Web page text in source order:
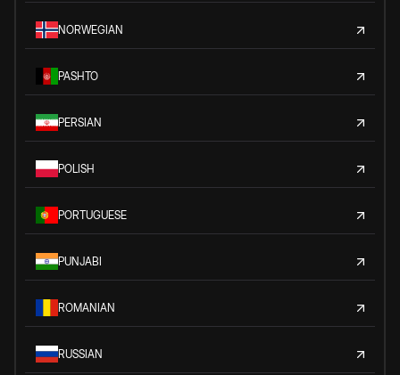
NORWEGIAN
PASHTO
PERSIAN
POLISH
PORTUGUESE
PUNJABI
ROMANIAN
RUSSIAN